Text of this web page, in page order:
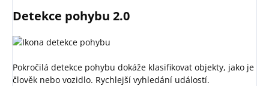
Detekce pohybu 2.0
Pokročilá detekce pohybu dokáže klasifikovat objekty, jako je
člověk nebo vozidlo. Rychlejší vyhledání událostí.